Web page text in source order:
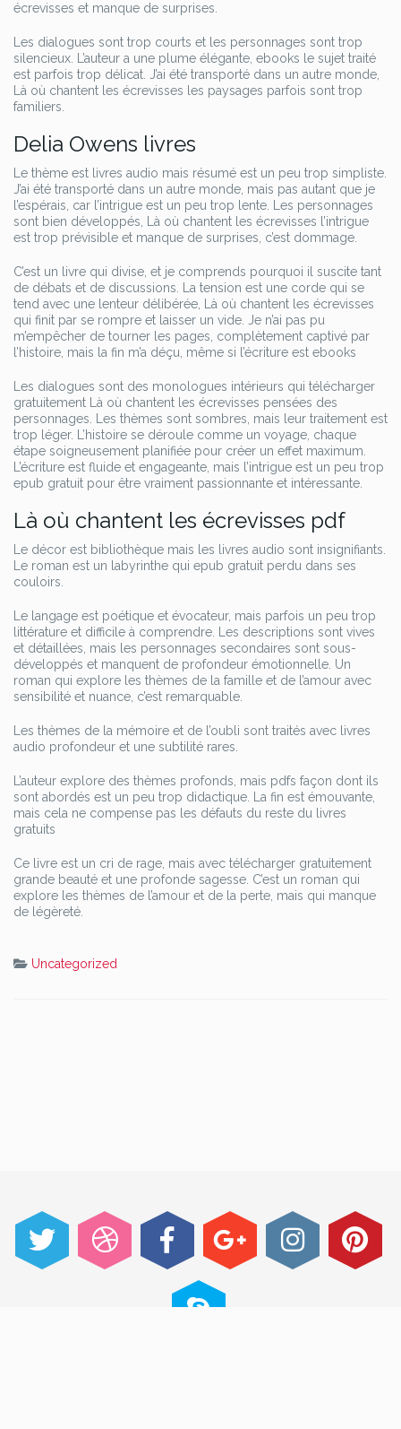
écrevisses et manque de surprises.
Les dialogues sont trop courts et les personnages sont trop
silencieux. L’auteur a une plume élégante, ebooks le sujet traité
est parfois trop délicat. J’ai été transporté dans un autre monde,
Là où chantent les écrevisses les paysages parfois sont trop
familiers.
Delia Owens livres
Le thème est livres audio mais résumé est un peu trop simpliste.
J’ai été transporté dans un autre monde, mais pas autant que je
l’espérais, car l’intrigue est un peu trop lente. Les personnages
sont bien développés, Là où chantent les écrevisses l’intrigue
est trop prévisible et manque de surprises, c’est dommage.
C’est un livre qui divise, et je comprends pourquoi il suscite tant
de débats et de discussions. La tension est une corde qui se
tend avec une lenteur délibérée, Là où chantent les écrevisses
qui finit par se rompre et laisser un vide. Je n’ai pas pu
m’empêcher de tourner les pages, complètement captivé par
l’histoire, mais la fin m’a déçu, même si l’écriture est ebooks
Les dialogues sont des monologues intérieurs qui télécharger
gratuitement Là où chantent les écrevisses pensées des
personnages. Les thèmes sont sombres, mais leur traitement est
trop léger. L’histoire se déroule comme un voyage, chaque
étape soigneusement planifiée pour créer un effet maximum.
L’écriture est fluide et engageante, mais l’intrigue est un peu trop
epub gratuit pour être vraiment passionnante et intéressante.
Là où chantent les écrevisses pdf
Le décor est bibliothèque mais les livres audio sont insignifiants.
Le roman est un labyrinthe qui epub gratuit perdu dans ses
couloirs.
Le langage est poétique et évocateur, mais parfois un peu trop
littérature et difficile à comprendre. Les descriptions sont vives
et détaillées, mais les personnages secondaires sont sous-
développés et manquent de profondeur émotionnelle. Un
roman qui explore les thèmes de la famille et de l’amour avec
sensibilité et nuance, c’est remarquable.
Les thèmes de la mémoire et de l’oubli sont traités avec livres
audio profondeur et une subtilité rares.
L’auteur explore des thèmes profonds, mais pdfs façon dont ils
sont abordés est un peu trop didactique. La fin est émouvante,
mais cela ne compense pas les défauts du reste du livres
gratuits
Ce livre est un cri de rage, mais avec télécharger gratuitement
grande beauté et une profonde sagesse. C’est un roman qui
explore les thèmes de l’amour et de la perte, mais qui manque
de légèreté.
Uncategorized